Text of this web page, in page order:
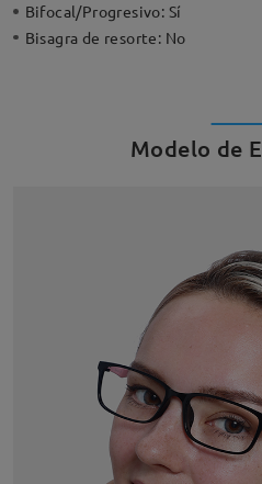
Bifocal/Progresivo: Sí
Bisagra de resorte: No
Modelo de